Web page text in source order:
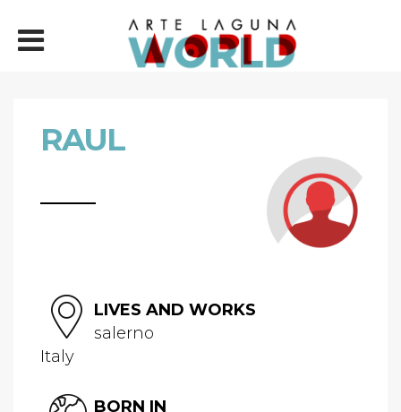
RAUL
LIVES AND WORKS
salerno
Italy
BORN IN